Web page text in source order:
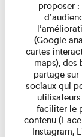
2016–
Dans
inventaire
déployant
barrages,
proposer :
(Google
cartes
maps), des
partage sur
sociaux qui
faciliter le
contenu
Instagram,